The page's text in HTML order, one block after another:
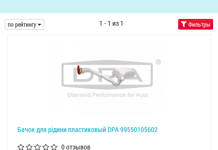
по рейтингу 1 - 1 из 1 Фильтры
Бачок для рідини пластиковый DPA 99550105602
0 отзывов